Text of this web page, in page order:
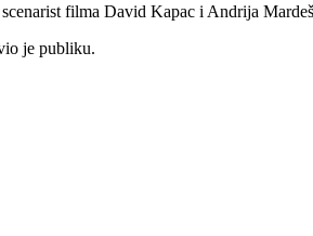
filma David Kapac i Andrija
je publiku.